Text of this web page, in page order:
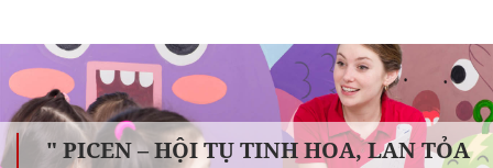
" PICEN – HỘI TỤ TINH HOA, LAN TỎA